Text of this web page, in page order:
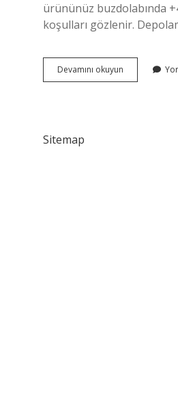
ürününüz buzdolabında
koşulları gözlenir.
Devamını okuyun Dondurulmuş
Pasta
Sitemap